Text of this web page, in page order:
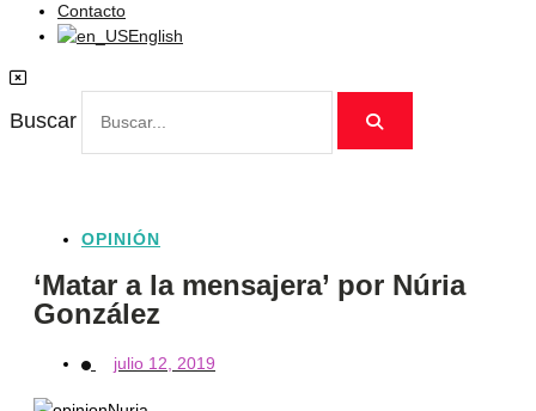
Contacto
English
Buscar
OPINIÓN
‘Matar a la mensajera’ por Núria
González
julio 12, 2019